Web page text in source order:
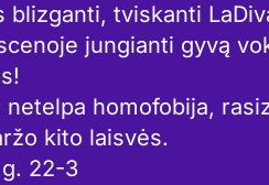
tviskanti
jungianti gyvą
homofobija,
kito laisvės.
22-3